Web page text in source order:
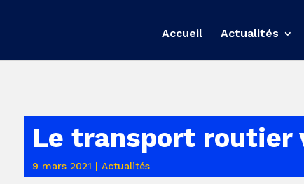
Accueil Actualités
Le transport routier
9 mars 2021 | Actualités